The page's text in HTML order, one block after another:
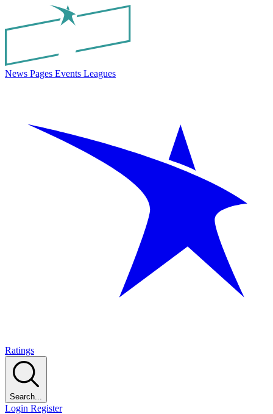
News Pages Events Leagues
Ratings
Search...
Login Register